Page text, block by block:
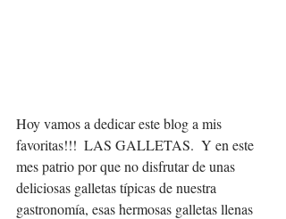
Hoy vamos a dedicar este blog a mis
favoritas!!!  LAS GALLETAS.  Y en este
mes patrio por que no disfrutar de unas
deliciosas galletas típicas de nuestra
gastronomía, esas hermosas galletas llenas